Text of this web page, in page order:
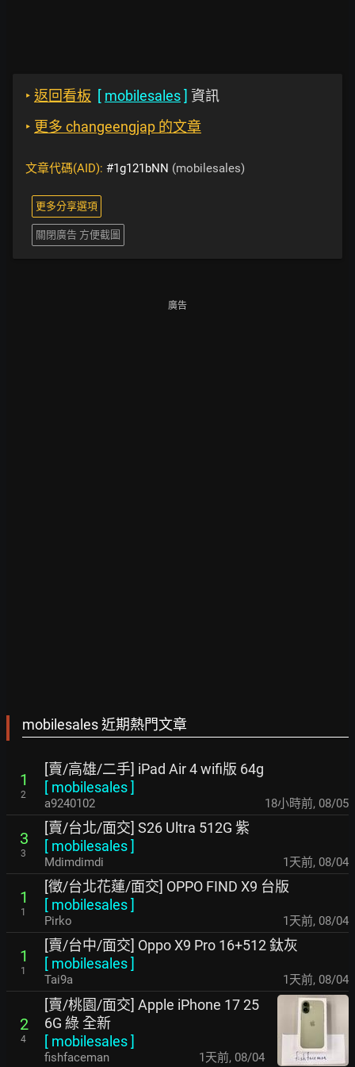
‣ 返回看板 [ mobilesales] 資訊
‣ 更多 changeengjap 的文章
文章代碼(AID): #1g121bNN (mobilesales)
更多分享選項
關閉廣告 方便截圖
廣告
mobilesales 近期熱門文章
1
2
[賣/高雄/二手] iPad Air 4 wifi版 64g
[ mobilesales]
a9240102 18小時前, 08/05
3
3
[賣/台北/面交] S26 Ultra 512G 紫
[ mobilesales]
Mdimdimdi 1天前, 08/04
1
1
[徵/台北花蓮/面交] OPPO FIND X9 台版
[ mobilesales]
Pirko 1天前, 08/04
1
1
[賣/台中/面交] Oppo X9 Pro 16+512 鈦灰
[ mobilesales]
Tai9a 1天前, 08/04
2
4
[賣/桃園/面交] Apple iPhone 17 25
6G 綠 全新
[ mobilesales]
fishfaceman 1天前, 08/04